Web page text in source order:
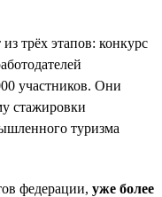
трёх этапов: конкурс
участников. Они
стажировки
туризма
федерации, уже более